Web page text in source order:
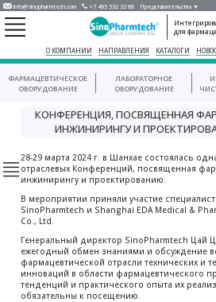
info@sinopharmtech.com +7 495 532 32 88 Представительства ▼
для
О КОМПАНИИ НАПРАВЛЕНИЯ КАТАЛОГИ
ФАРМАЦЕВТИЧЕСКОЕ
ОБОРУДОВАНИЕ
ЛАБОРАТОРНОЕ
ОБОРУДОВАНИЕ
КОНФЕРЕНЦИЯ, ПОСВЯЩЕННАЯ
ИНЖИНИРИНГУ И
28-29 марта 2024 г. в Шанхае состоялась
отраслевых Конференций, посвященная
инжинирингу и проектированию.
В мероприятии приняли участие
SinoPharmtech и Shanghai EDA Medical &
Co., Ltd.
Генеральный директор SinoPharmtech Цай
ежегодный обмен знаниями и обсуждение
фармацевтической отрасли технических и
инноваций в области фармацевтического
тенденций и практического опыта их
обязательны к посещению.